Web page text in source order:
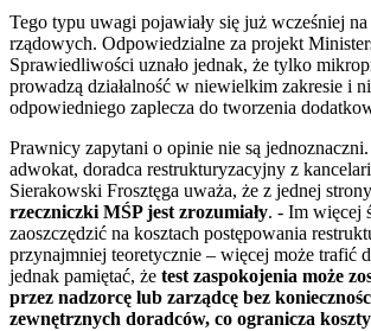
Tego typu uwagi pojawiały się już wcześniej na
rządowych. Odpowiedzialne za projekt
Sprawiedliwości uznało jednak, że tylko
prowadzą działalność w niewielkim zakresie i
odpowiedniego zaplecza do tworzenia
Prawnicy zapytani o opinie nie są
adwokat, doradca restrukturyzacyjny z
Sierakowski Frosztęga uważa, że z jednej strony
rzeczniczki MŚP jest zrozumiały. - Im więcej
zaoszczędzić na kosztach postępowania
przynajmniej teoretycznie – więcej może trafić
jednak pamiętać, że test zaspokojenia może
przez nadzorcę lub zarządcę bez
zewnętrznych doradców, co ogranicza koszty